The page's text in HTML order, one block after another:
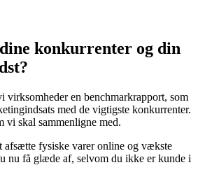
konkurrenter og din
virksomheder en benchmarkrapport, som
med de vigtigste konkurrenter.
vi skal sammenligne med.
afsætte fysiske varer online og vækste
nu få glæde af, selvom du ikke er kunde i